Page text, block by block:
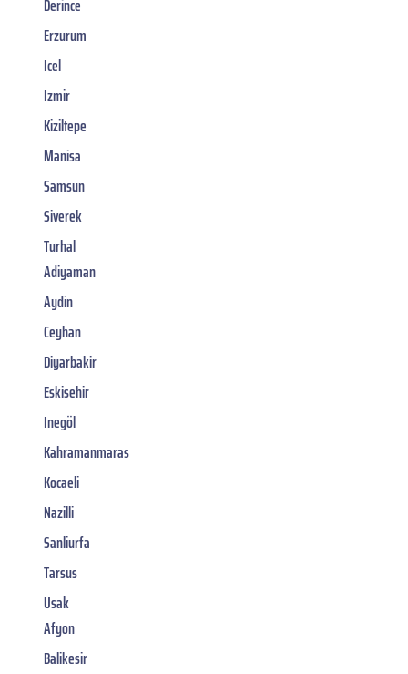
Derince
Erzurum
Icel
Izmir
Kiziltepe
Manisa
Samsun
Siverek
Turhal
Adiyaman
Aydin
Ceyhan
Diyarbakir
Eskisehir
Inegöl
Kahramanmaras
Kocaeli
Nazilli
Sanliurfa
Tarsus
Usak
Afyon
Balikesir